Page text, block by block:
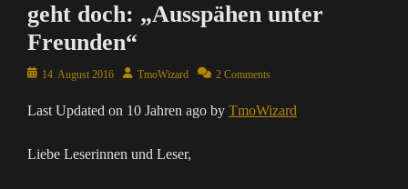
geht doch: „Ausspähen unter
Freunden“
Posted14. August 2016 AuthorTmoWizard 2 Comments
Last Updated on 10 Jahren ago by TmoWizard
Liebe Leserinnen und Leser,